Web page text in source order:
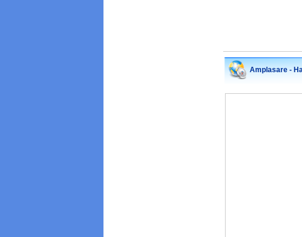
Amplasare -